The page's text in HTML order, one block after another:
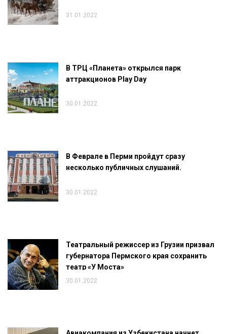
31.01.2022
В ТРЦ «Планета» открылся парк
аттракционов Play Day
30.01.2022
В Феврале в Перми пройдут сразу
несколько публичных слушаний.
30.01.2022
Театральный режиссер из Грузии призвал
губернатора Пермского края сохранить
театр «У Моста»
30.01.2022